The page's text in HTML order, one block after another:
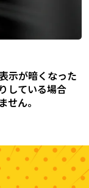
示が暗くなった
している場合
ん。